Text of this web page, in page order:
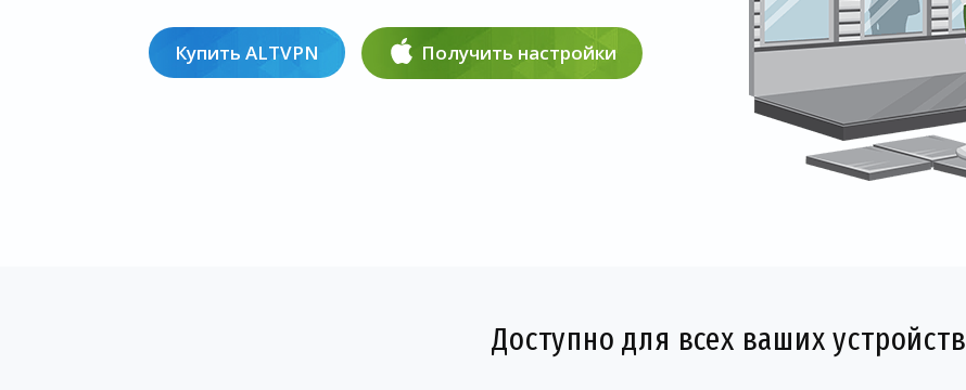
Купить ALTVPN Получить настройки
Доступно для всех ваших устройств